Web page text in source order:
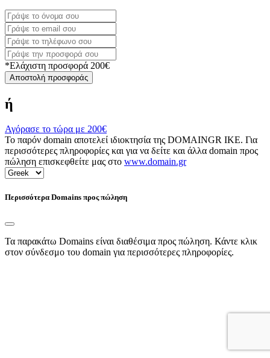
*Ελάχιστη προσφορά 200€
Αποστολή προσφοράς
ή
Αγόρασε το τώρα με 200€
Το παρόν domain αποτελεί ιδιοκτησία της DOMAINGR ΙΚΕ. Για
περισσότερες πληροφορίες και για να δείτε και άλλα domain προς
πώληση επισκεφθείτε μας στο www.domain.gr
Περισσότερα Domains προς πώληση
Τα παρακάτω Domains είναι διαθέσιμα προς πώληση. Κάντε κλικ
στον σύνδεσμο του domain για περισσότερες πληροφορίες.